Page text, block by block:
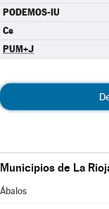
PODEMOS-IU
Cs
PUM+J
Municipios de La
Ábalos